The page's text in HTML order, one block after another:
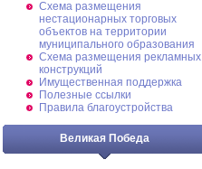
Схема размещения
нестационарных торговых
объектов на территории
муниципального образования
Схема размещения рекламных
конструкций
Имущественная поддержка
Полезные ссылки
Правила благоустройства
Великая Победа